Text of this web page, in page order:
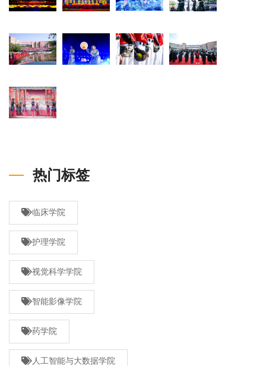
热门标签
临床学院
护理学院
视觉科学学院
智能影像学院
药学院
人工智能与大数据学院